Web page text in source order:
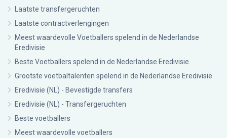
Laatste transfergeruchten
Laatste contractverlengingen
Meest waardevolle Voetballers spelend in de Nederlandse
Eredivisie
Beste Voetballers spelend in de Nederlandse Eredivisie
Grootste voetbaltalenten spelend in de Nederlandse Eredivisie
Eredivisie (NL) - Bevestigde transfers
Eredivisie (NL) - Transfergeruchten
Beste voetballers
Meest waardevolle voetballers